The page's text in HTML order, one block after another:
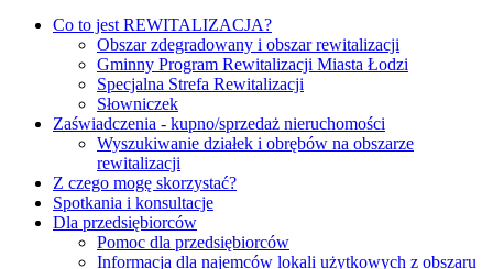
Co to jest REWITALIZACJA?
Obszar zdegradowany i obszar rewitalizacji
Gminny Program Rewitalizacji Miasta Łodzi
Specjalna Strefa Rewitalizacji
Słowniczek
Zaświadczenia - kupno/sprzedaż nieruchomości
Wyszukiwanie działek i obrębów na obszarze
rewitalizacji
Z czego mogę skorzystać?
Spotkania i konsultacje
Dla przedsiębiorców
Pomoc dla przedsiębiorców
Informacja dla najemców lokali użytkowych z obszaru